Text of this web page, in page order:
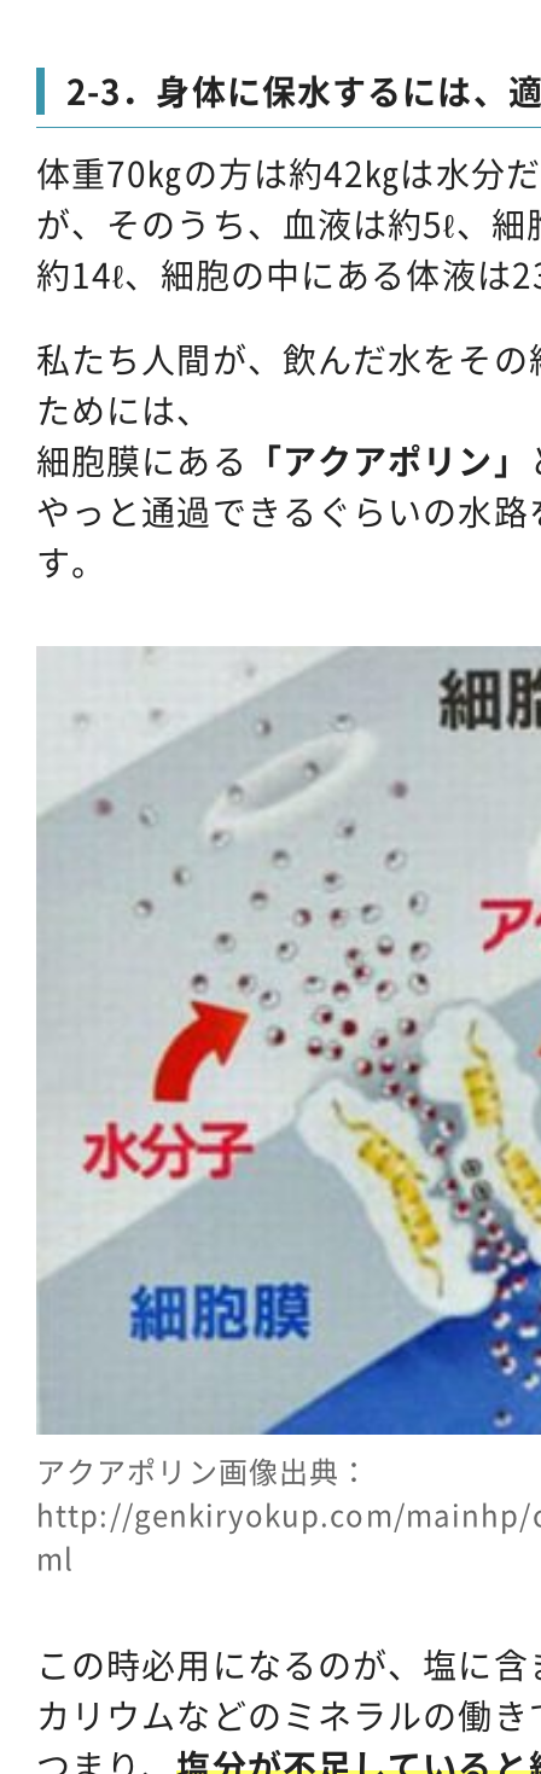
2-3．身体に保水するには、
体重70㎏の方は約42㎏は水分
が、そのうち、血液は約5ℓ、
約14ℓ、細胞の中にある体液は
私たち人間が、飲んだ水をそ
ためには、
細胞膜にある 「アクアポリン」
やっと通過できるぐらいの水
す。
アクアポリン画像出典：
http://genkiryokup.com/mainhp/
ml
この時必用になるのが、塩に
カリウムなどのミネラルの働き